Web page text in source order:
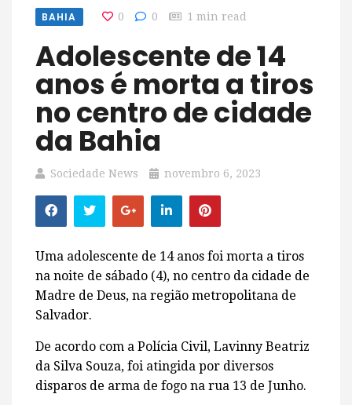
BAHIA 0 0 1 min read
Adolescente de 14
anos é morta a tiros
no centro de cidade
da Bahia
Sociedade News novembro 6, 2023
Uma adolescente de 14 anos foi morta a tiros
na noite de sábado (4), no centro da cidade de
Madre de Deus, na região metropolitana de
Salvador.
De acordo com a Polícia Civil, Lavinny Beatriz
da Silva Souza, foi atingida por diversos
disparos de arma de fogo na rua 13 de Junho.